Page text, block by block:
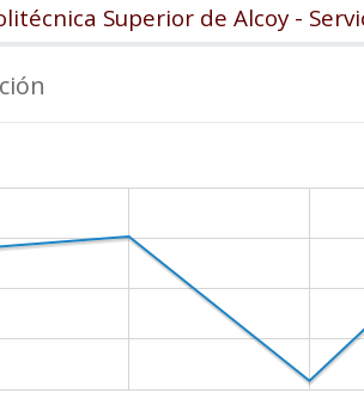
Superior de Alcoy -